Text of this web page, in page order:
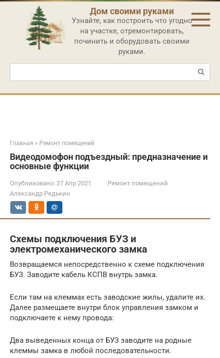
Перейти
контенту
Дом своими руками
Узнайте, как построить что угодно
на участке, отремонтировать,
починить и оборудовать своими
руками.
Поиск:
Главная » Ремонт помещений
Видеодомофон подъездный: предназначение и
основные функции
Опубликовано: 27 Апр 2021
Ремонт помещений
Александр Редькин
Схемы подключения БУЗ и
электромеханического замка
Возвращаемся непосредственно к схеме подключения
БУЗ. Заводите кабель КСПВ внутрь замка.
Если там на клеммах есть заводские жилы, удалите их.
Далее размещаете внутри блок управления замком и
подключаете к нему провода:
Два выведенных конца от БУЗ заводите на родные
клеммы замка в любой последовательности.